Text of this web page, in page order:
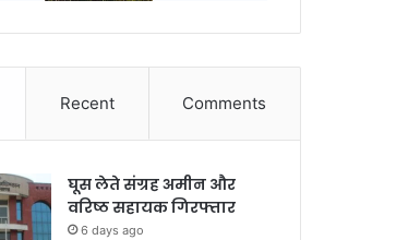
Recent Comments
घूस लेते संग्रह अमीन और
वरिष्ठ सहायक गिरफ्तार
6 days ago